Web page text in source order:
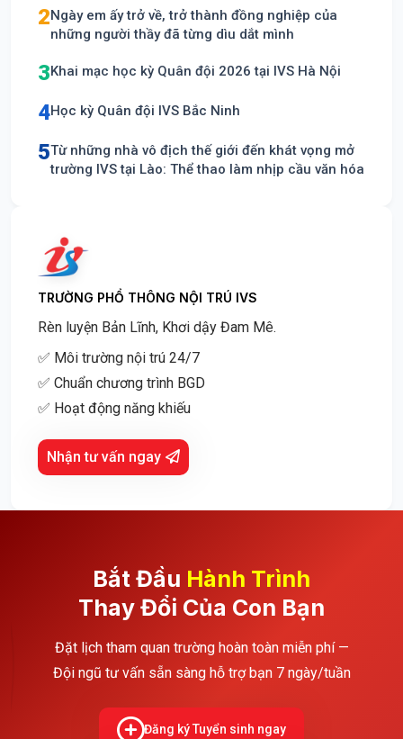
2Ngày em ấy trở về, trở thành đồng nghiệp của
những người thầy đã từng dìu dắt mình
3Khai mạc học kỳ Quân đội 2026 tại IVS Hà Nội
4Học kỳ Quân đội IVS Bắc Ninh
5Từ những nhà vô địch thế giới đến khát vọng mở
trường IVS tại Lào: Thể thao làm nhịp cầu văn hóa
TRƯỜNG PHỔ THÔNG NỘI TRÚ IVS
Rèn luyện Bản Lĩnh, Khơi dậy Đam Mê.
✅ Môi trường nội trú 24/7
✅ Chuẩn chương trình BGD
✅ Hoạt động năng khiếu
Nhận tư vấn ngay
Bắt Đầu Hành Trình
Thay Đổi Của Con Bạn
Đặt lịch tham quan trường hoàn toàn miễn phí —
Đội ngũ tư vấn sẵn sàng hỗ trợ bạn 7 ngày/tuần
Đăng ký Tuyển sinh ngay